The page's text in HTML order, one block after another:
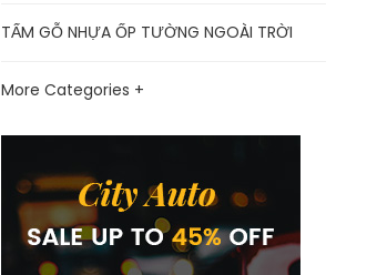
TẤM GỖ NHỰA ỐP TƯỜNG NGOÀI TRỜI
More Categories +